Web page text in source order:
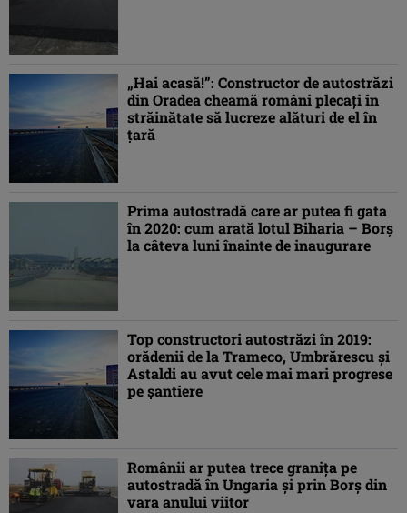
„Hai acasă!”: Constructor de autostrăzi
din Oradea cheamă români plecați în
străinătate să lucreze alături de el în
țară
Prima autostradă care ar putea fi gata
în 2020: cum arată lotul Biharia – Borş
la câteva luni înainte de inaugurare
Top constructori autostrăzi în 2019:
orădenii de la Trameco, Umbrărescu şi
Astaldi au avut cele mai mari progrese
pe şantiere
Românii ar putea trece graniţa pe
autostradă în Ungaria şi prin Borş din
vara anului viitor